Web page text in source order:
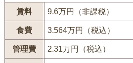
賃料 9.6万円（非課税）
食費 3.564万円（税込）
管理費 2.31万円（税込）